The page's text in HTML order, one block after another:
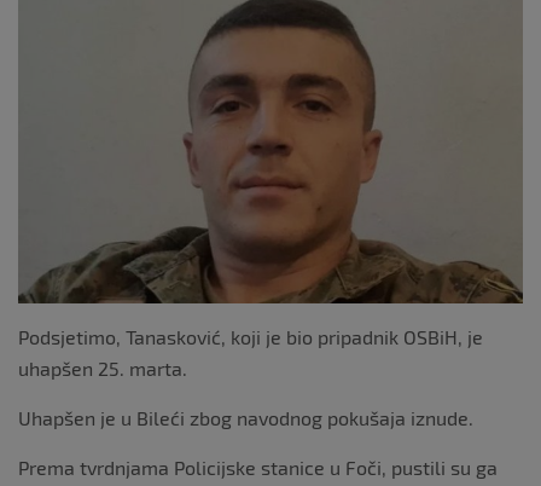
Podsjetimo, Tanasković, koji je bio pripadnik OSBiH, je
uhapšen 25. marta.
Uhapšen je u Bileći zbog navodnog pokušaja iznude.
Prema tvrdnjama Policijske stanice u Foči, pustili su ga